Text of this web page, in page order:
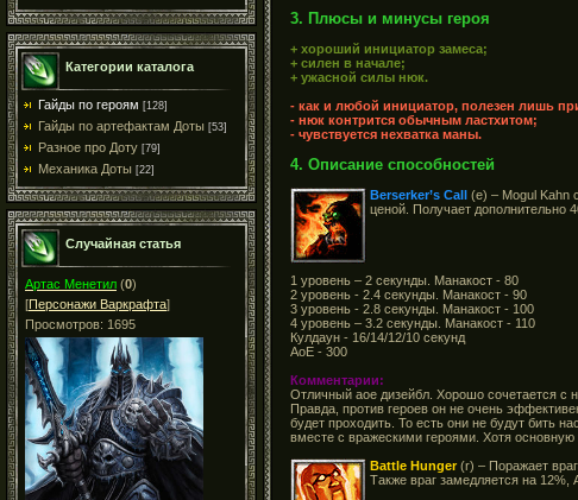
Категории каталога
Гайды по героям [128]
Гайды по артефактам Доты [53]
Разное про Доту [79]
Механика Доты [22]
Случайная статья
Артас Менетил (0)
[Персонажи Варкрафта]
Просмотров: 1695
3. Плюсы и минусы героя
+ хороший инициатор замеса;
+ силен в начале;
+ ужасной силы нюк.
- как и любой инициатор, полезен лишь
- нюк контрится обычным ластхитом;
- чувствуется нехватка маны.
4. Описание способностей
Berserker’s Call (e) – Mogul Kahn
ценой. Получает дополнительно
1 уровень – 2 секунды. Манакост - 80
2 уровень - 2.4 секунды. Манакост - 90
3 уровень - 2.8 секунды. Манакост - 100
4 уровень – 3.2 секунды. Манакост - 110
Кулдаун - 16/14/12/10 секунд
AoE - 300
Комментарии:
Отличный аое дизейбл. Хорошо сочетается с
Правда, против героев он не очень
будет проходить. То есть они не будут бить
вместе с вражескими героями. Хотя
Battle Hunger(r) – Поражает
Также враг замедляется на 12%,